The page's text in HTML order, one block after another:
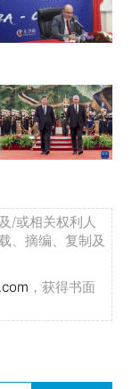
/或相关权利人
、摘编、复制及
，获得书面